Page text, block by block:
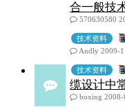
合一般技
570630580
技术资料
Andly 2009-
技术资料
缆设计中
boxing 2008-